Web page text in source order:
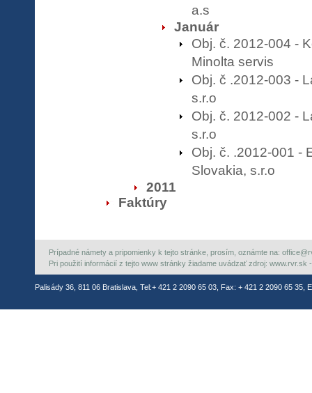
a.s
Január
Obj. č. 2012-004 -
Minolta servis
Obj. č .2012-003 -
s.r.o
Obj. č. 2012-002 -
s.r.o
Obj. č. .2012-001 -
Slovakia, s.r.o
2011
Faktúry
Prípadné námety a pripomienky k tejto stránke, prosím, oznámte na:
Pri použití informácií z tejto www stránky žiadame uvádzať zdroj: www.rvr.sk
Palisády 36, 811 06 Bratislava, Tel:+ 421 2 2090 65 03, Fax: + 421 2 2090 65 35,